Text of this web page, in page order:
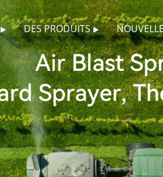
DES PRODUITS